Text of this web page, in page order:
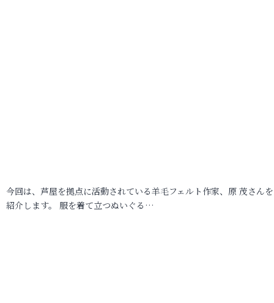
今回は、芦屋を拠点に活動されている羊毛フェルト作家、原 茂さん
紹介します。 服を着て立つぬいぐる…